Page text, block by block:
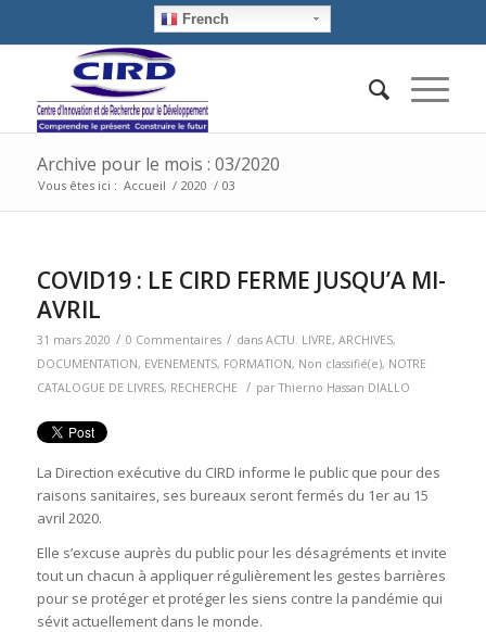
French
Archive pour le mois : 03/2020
Vous êtes ici : Accueil / 2020 / 03
COVID19 : LE CIRD FERME JUSQU’A MI-
AVRIL
31 mars 2020 / 0 Commentaires / dans ACTU. LIVRE, ARCHIVES,
DOCUMENTATION, EVENEMENTS, FORMATION, Non classifié(e), NOTRE
CATALOGUE DE LIVRES, RECHERCHE / parThierno Hassan DIALLO
La Direction exécutive du CIRD informe le public que pour des
raisons sanitaires, ses bureaux seront fermés du 1er au 15
avril 2020.
Elle s’excuse auprès du public pour les désagréments et invite
tout un chacun à appliquer régulièrement les gestes barrières
pour se protéger et protéger les siens contre la pandémie qui
sévit actuellement dans le monde.